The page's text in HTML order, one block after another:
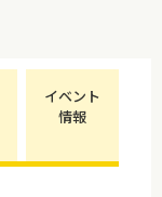
イベント
情報